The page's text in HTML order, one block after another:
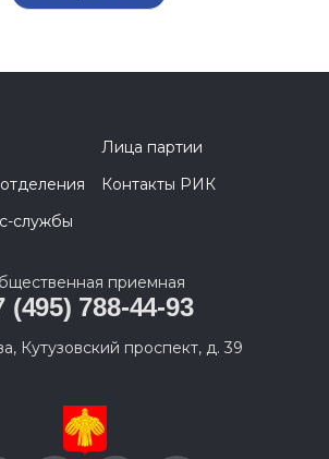
Лица партии
Контакты РИК
службы
приемная
(495) 788-44-93
Кутузовский проспект, д. 39